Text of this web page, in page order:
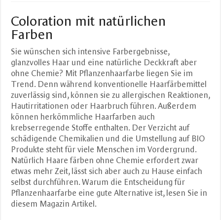
Coloration mit natürlichen
Farben
Sie wünschen sich intensive Farbergebnisse,
glanzvolles Haar und eine natürliche Deckkraft aber
ohne Chemie? Mit Pflanzenhaarfarbe liegen Sie im
Trend. Denn während konventionelle Haarfärbemittel
zuverlässig sind, können sie zu allergischen Reaktionen,
Hautirritationen oder Haarbruch führen. Außerdem
können herkömmliche Haarfarben auch
krebserregende Stoffe enthalten. Der Verzicht auf
schädigende Chemikalien und die Umstellung auf BIO
Produkte steht für viele Menschen im Vordergrund.
Natürlich Haare färben ohne Chemie erfordert zwar
etwas mehr Zeit, lässt sich aber auch zu Hause einfach
selbst durchführen. Warum die Entscheidung für
Pflanzenhaarfarbe eine gute Alternative ist, lesen Sie in
diesem Magazin Artikel.